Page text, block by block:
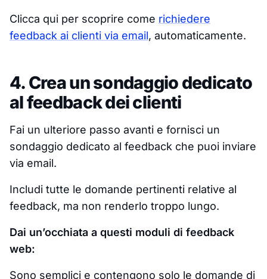
Clicca qui per scoprire come richiedere
feedback ai clienti via email, automaticamente.
4. Crea un sondaggio dedicato
al feedback dei clienti
Fai un ulteriore passo avanti e fornisci un
sondaggio dedicato al feedback che puoi inviare
via email.
Includi tutte le domande pertinenti relative al
feedback, ma non renderlo troppo lungo.
Dai un’occhiata a questi moduli di feedback
web:
Sono semplici e contengono solo le domande di